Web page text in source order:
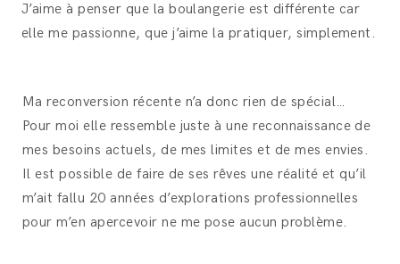
J’aime à penser que la boulangerie est différente car
elle me passionne, que j’aime la pratiquer, simplement.
Ma reconversion récente n’a donc rien de spécial…
Pour moi elle ressemble juste à une reconnaissance de
mes besoins actuels, de mes limites et de mes envies.
Il est possible de faire de ses rêves une réalité et qu’il
m’ait fallu 20 années d’explorations professionnelles
pour m’en apercevoir ne me pose aucun problème.